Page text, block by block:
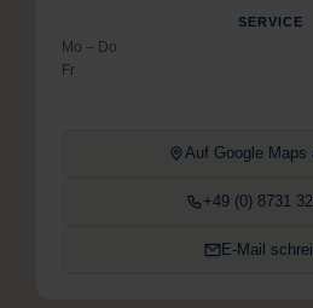
SERVICE
Mo – Do
Fr
Auf Google Maps
+49 (0) 8731
E-Mail